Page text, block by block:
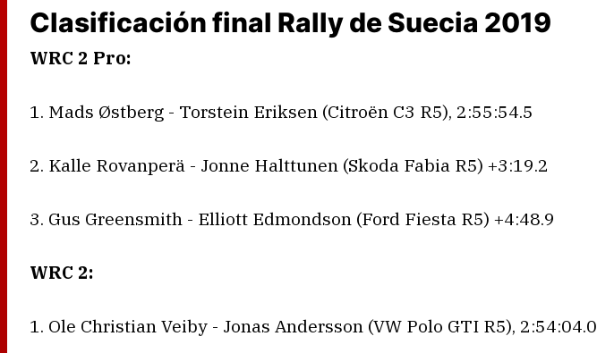
Clasificación final Rally de Suecia 2019
WRC 2 Pro:
1. Mads Østberg - Torstein Eriksen (Citroën C3 R5), 2:55:54.5
2. Kalle Rovanperä - Jonne Halttunen (Skoda Fabia R5) +3:19.2
3. Gus Greensmith - Elliott Edmondson (Ford Fiesta R5) +4:48.9
WRC 2:
1. Ole Christian Veiby - Jonas Andersson (VW Polo GTI R5), 2:54:04.0